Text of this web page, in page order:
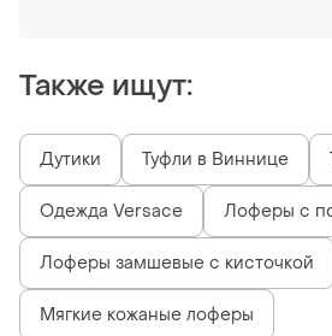
Также ищут:
Дутики Туфли в Виннице
Одежда Versace Лоферы с
Лоферы замшевые с кисточкой
Мягкие кожаные лоферы